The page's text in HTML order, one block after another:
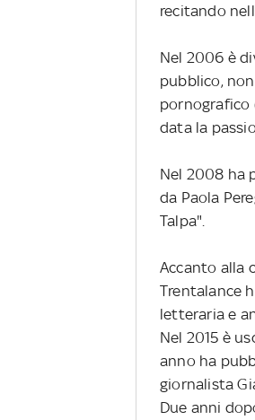
recitando
Nel 2006 è
pubblico,
pornografico
data la
Nel 2008 ha
da Paola
Talpa".
Accanto alla
Trentalance
letteraria e
Nel 2015 è
anno ha
giornalista
Due anni